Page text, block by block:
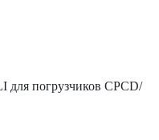
погрузчиков CPCD/